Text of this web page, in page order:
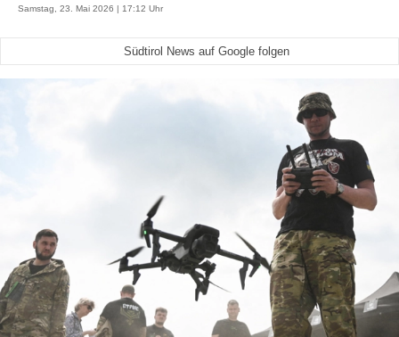
Samstag, 23. Mai 2026 | 17:12 Uhr
Südtirol News auf Google folgen